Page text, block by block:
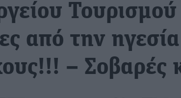
από την
– Σοβαρές